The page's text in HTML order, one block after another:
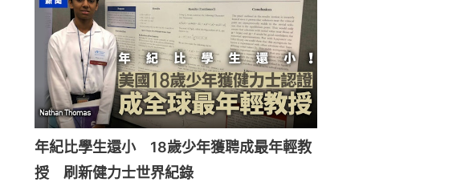
年紀比學生還小 18歲少年獲聘成最年輕教
授 刷新健力士世界紀錄